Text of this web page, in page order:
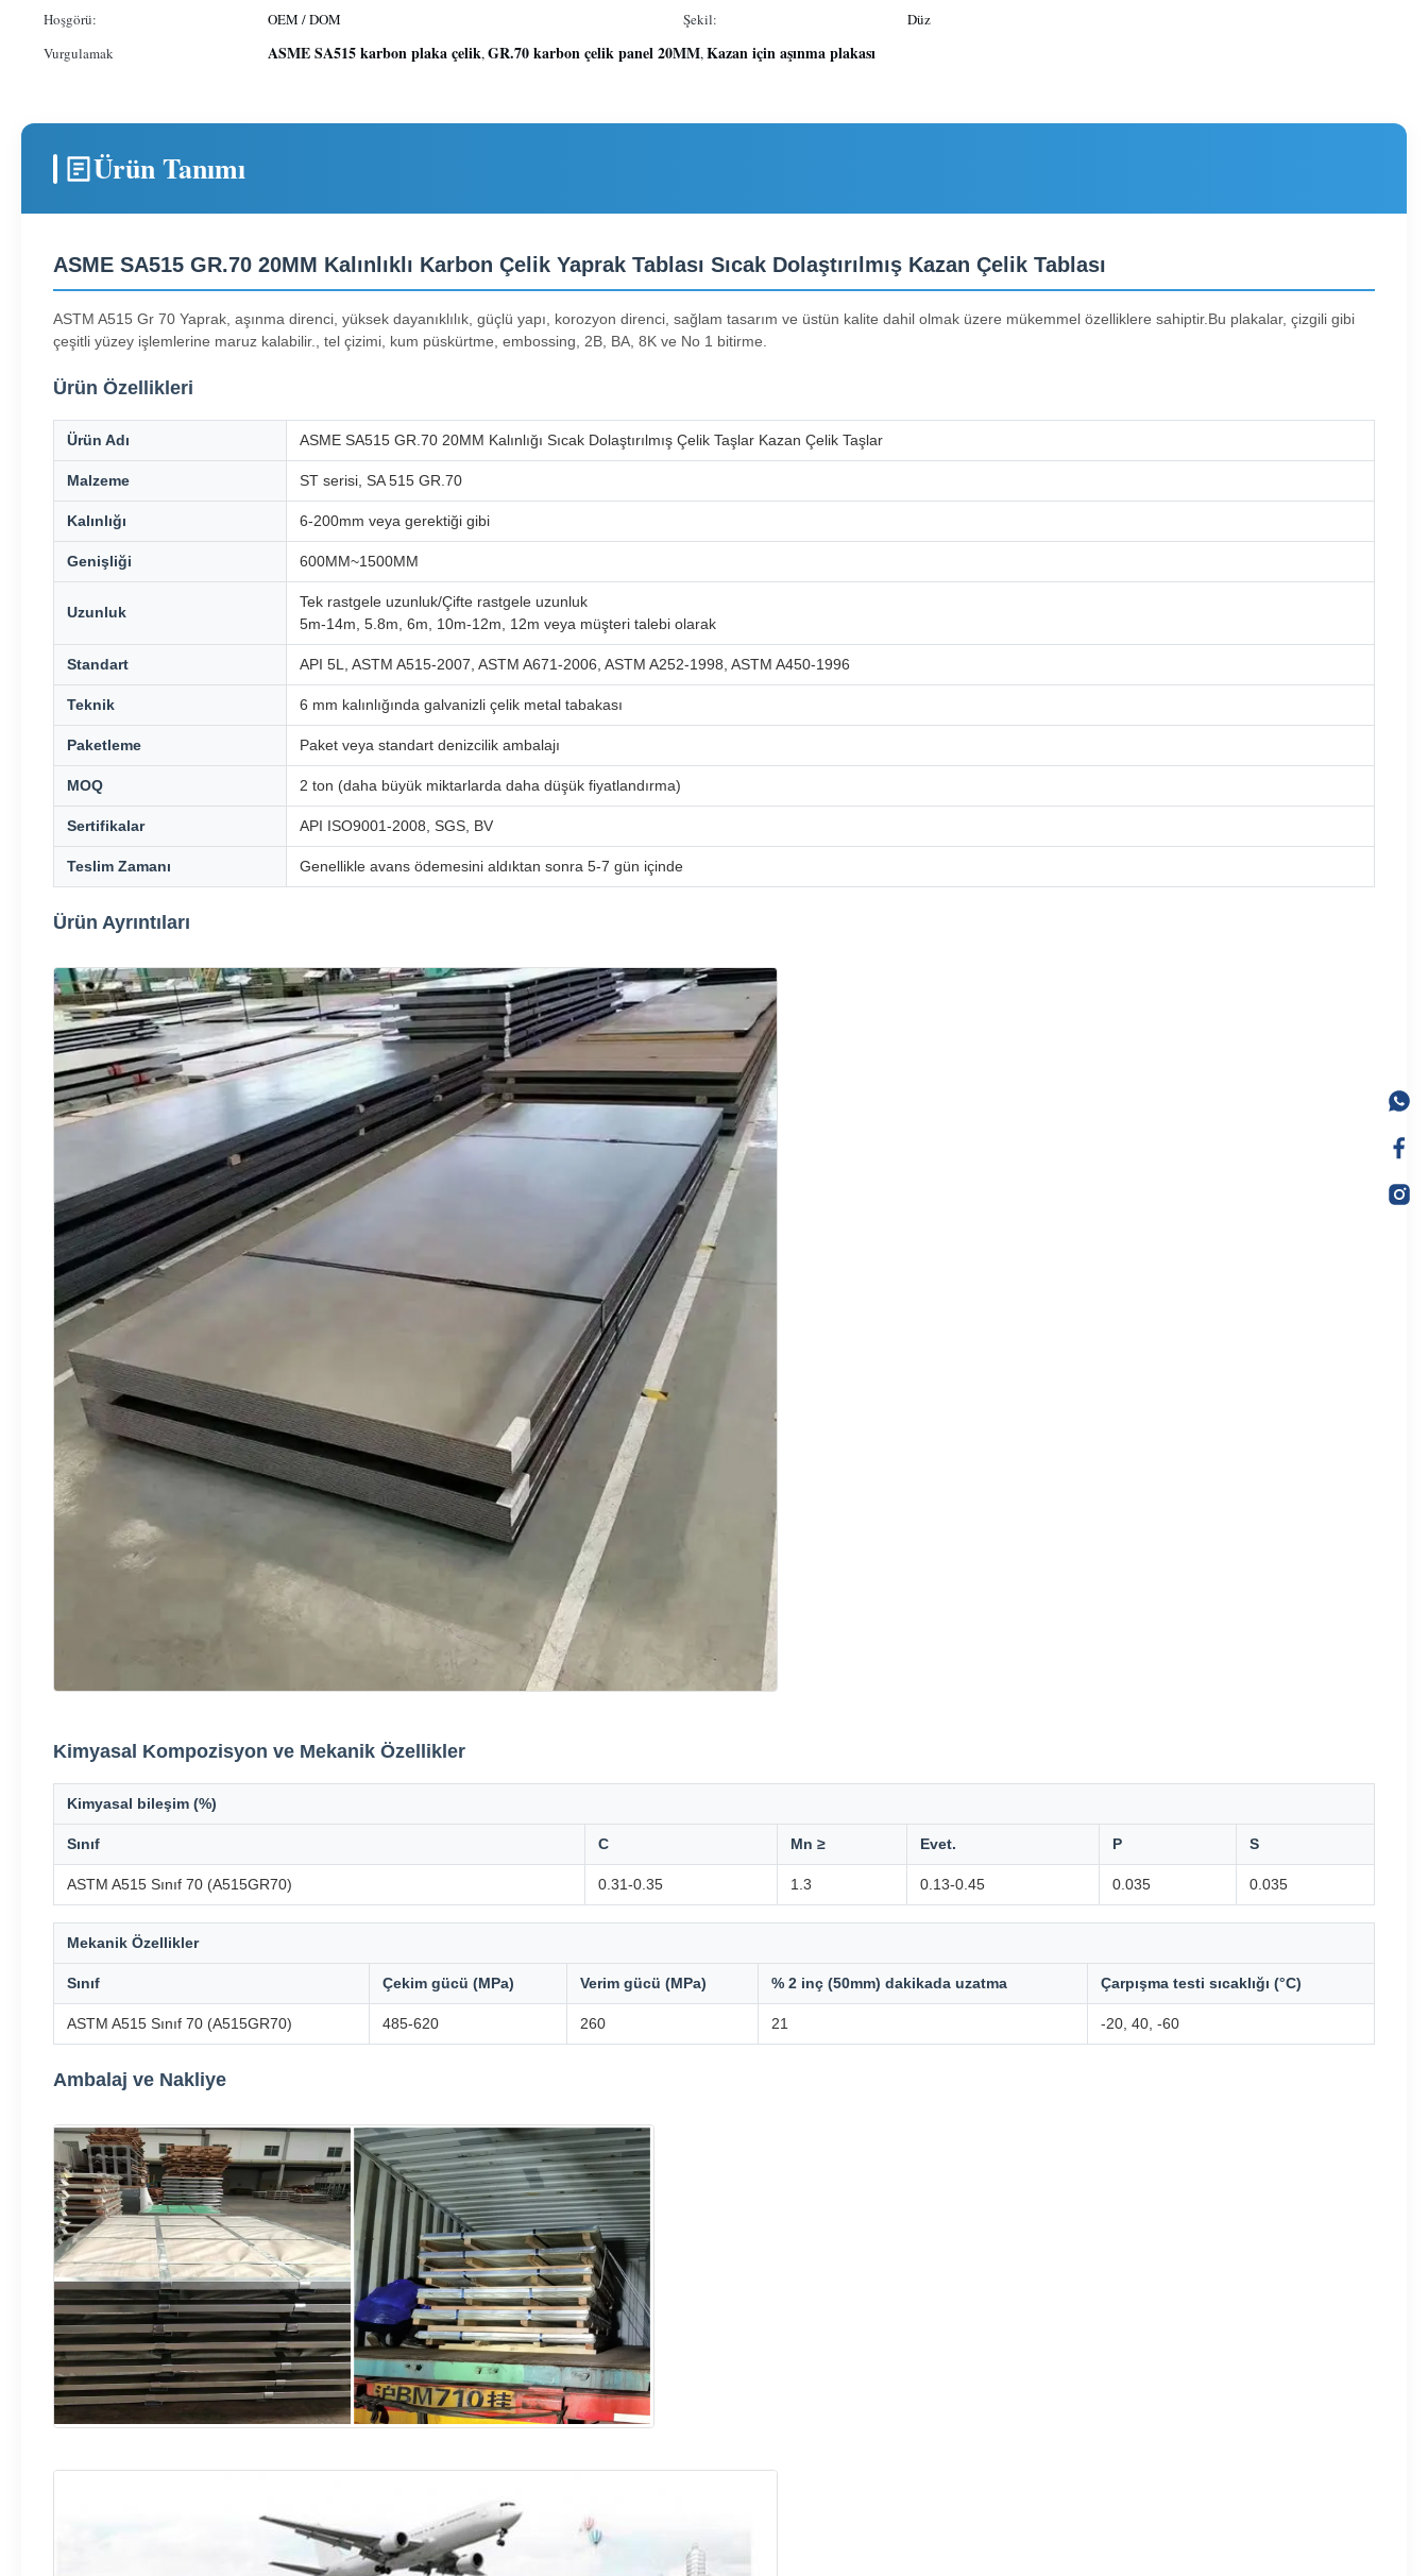
Hoşgörü:
OEM / DOM Şekil:
Düz
Vurgulamak
ASME SA515 karbon plaka çelik,GR.70 karbon çelik panel 20MM,Kazan için aşınma plakası
Ürün Tanımı
ASME SA515 GR.70 20MM Kalınlıklı Karbon Çelik Yaprak Tablası Sıcak Dolaştırılmış Kazan Çelik Tablası
ASTM A515 Gr 70 Yaprak, aşınma direnci, yüksek dayanıklılık, güçlü yapı, korozyon direnci, sağlam tasarım ve üstün kalite dahil olmak üzere mükemmel özelliklere sahiptir.Bu plakalar, çizgili gibi
çeşitli yüzey işlemlerine maruz kalabilir., tel çizimi, kum püskürtme, embossing, 2B, BA, 8K ve No 1 bitirme.
Ürün Özellikleri
Ürün Adı ASME SA515 GR.70 20MM Kalınlığı Sıcak Dolaştırılmış Çelik Taşlar Kazan Çelik Taşlar
Malzeme ST serisi, SA 515 GR.70
Kalınlığı 6-200mm veya gerektiği gibi
Genişliği 600MM~1500MM
Uzunluk
Tek rastgele uzunluk/Çifte rastgele uzunluk
5m-14m, 5.8m, 6m, 10m-12m, 12m veya müşteri talebi olarak
Standart API 5L, ASTM A515-2007, ASTM A671-2006, ASTM A252-1998, ASTM A450-1996
Teknik 6 mm kalınlığında galvanizli çelik metal tabakası
Paketleme Paket veya standart denizcilik ambalajı
MOQ 2 ton (daha büyük miktarlarda daha düşük fiyatlandırma)
Sertifikalar API ISO9001-2008, SGS, BV
Teslim Zamanı Genellikle avans ödemesini aldıktan sonra 5-7 gün içinde
Ürün Ayrıntıları
Kimyasal Kompozisyon ve Mekanik Özellikler
Kimyasal bileşim (%)
Sınıf C Mn ≥ Evet. P S
ASTM A515 Sınıf 70 (A515GR70) 0.31-0.35 1.3 0.13-0.45 0.035 0.035
Mekanik Özellikler
Sınıf Çekim gücü (MPa) Verim gücü (MPa) % 2 inç (50mm) dakikada uzatma Çarpışma testi sıcaklığı (°C)
ASTM A515 Sınıf 70 (A515GR70) 485-620 260 21 -20, 40, -60
Ambalaj ve Nakliye